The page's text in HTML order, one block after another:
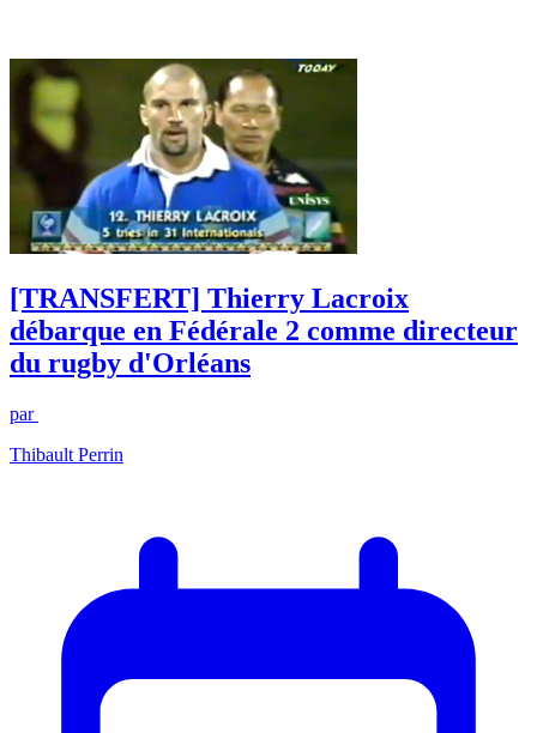
[TRANSFERT] Thierry Lacroix
débarque en Fédérale 2 comme directeur
du rugby d'Orléans
par
Thibault Perrin